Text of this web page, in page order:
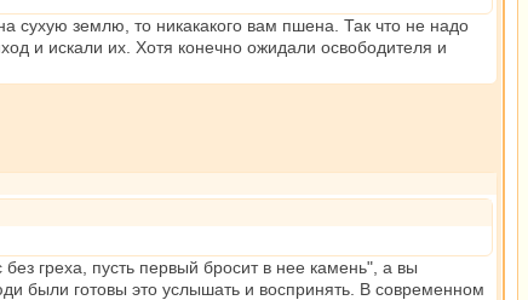
сухую землю, то никакакого вам пшена. Так что не надо
и искали их. Хотя конечно ожидали освободителя и
греха, пусть первый бросит в нее камень", а вы
были готовы это услышать и воспринять. В современном